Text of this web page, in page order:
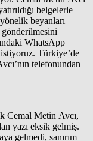
belgelerle
beyanları
WhatsApp
istiyoruz. Türkiye’de
telefonundan
Cemal Metin Avcı,
yazı eksik gelmiş.
gelmedi, sanırım